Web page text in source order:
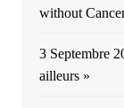
without
3 Septembre
ailleurs »